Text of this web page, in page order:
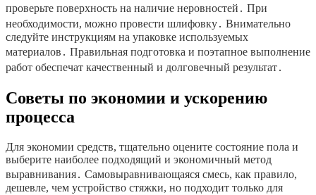
проверьте поверхность на наличие неровностей․ При
необходимости, можно провести шлифовку․ Внимательно
следуйте инструкциям на упаковке используемых
материалов․ Правильная подготовка и поэтапное выполнение
работ обеспечат качественный и долговечный результат․
Советы по экономии и ускорению
процесса
Для экономии средств, тщательно оцените состояние пола и
выберите наиболее подходящий и экономичный метод
выравнивания․ Самовыравнивающаяся смесь, как правило,
дешевле, чем устройство стяжки, но подходит только для